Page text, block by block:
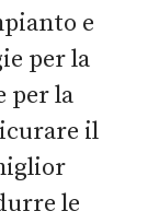
e
per la
per la
il
le